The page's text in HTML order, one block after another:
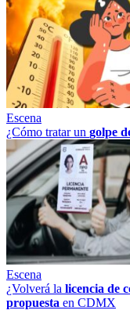
Escena
¿Cómo tratar un golpe
Escena
¿Volverá la licencia de
propuesta en CDMX